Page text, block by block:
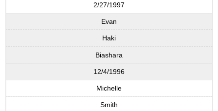
2/27/1997
Evan
Haki
Biashara
12/4/1996
Michelle
Smith